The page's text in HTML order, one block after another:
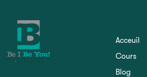
Acceuil
Cours
Blog